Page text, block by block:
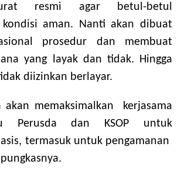
resmi agar betul-betul
kondisi aman. Nanti akan dibuat
prosedur dan membuat
yang layak dan tidak. Hingga
diizinkan berlayar.
akan memaksimalkan kerjasama
Perusda dan KSOP untuk
termasuk untuk pengamanan